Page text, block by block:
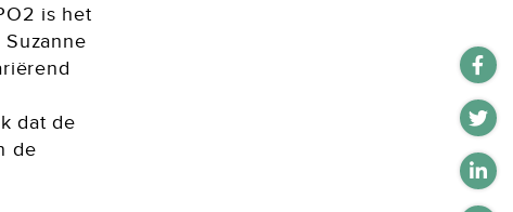
is het
dat de
de